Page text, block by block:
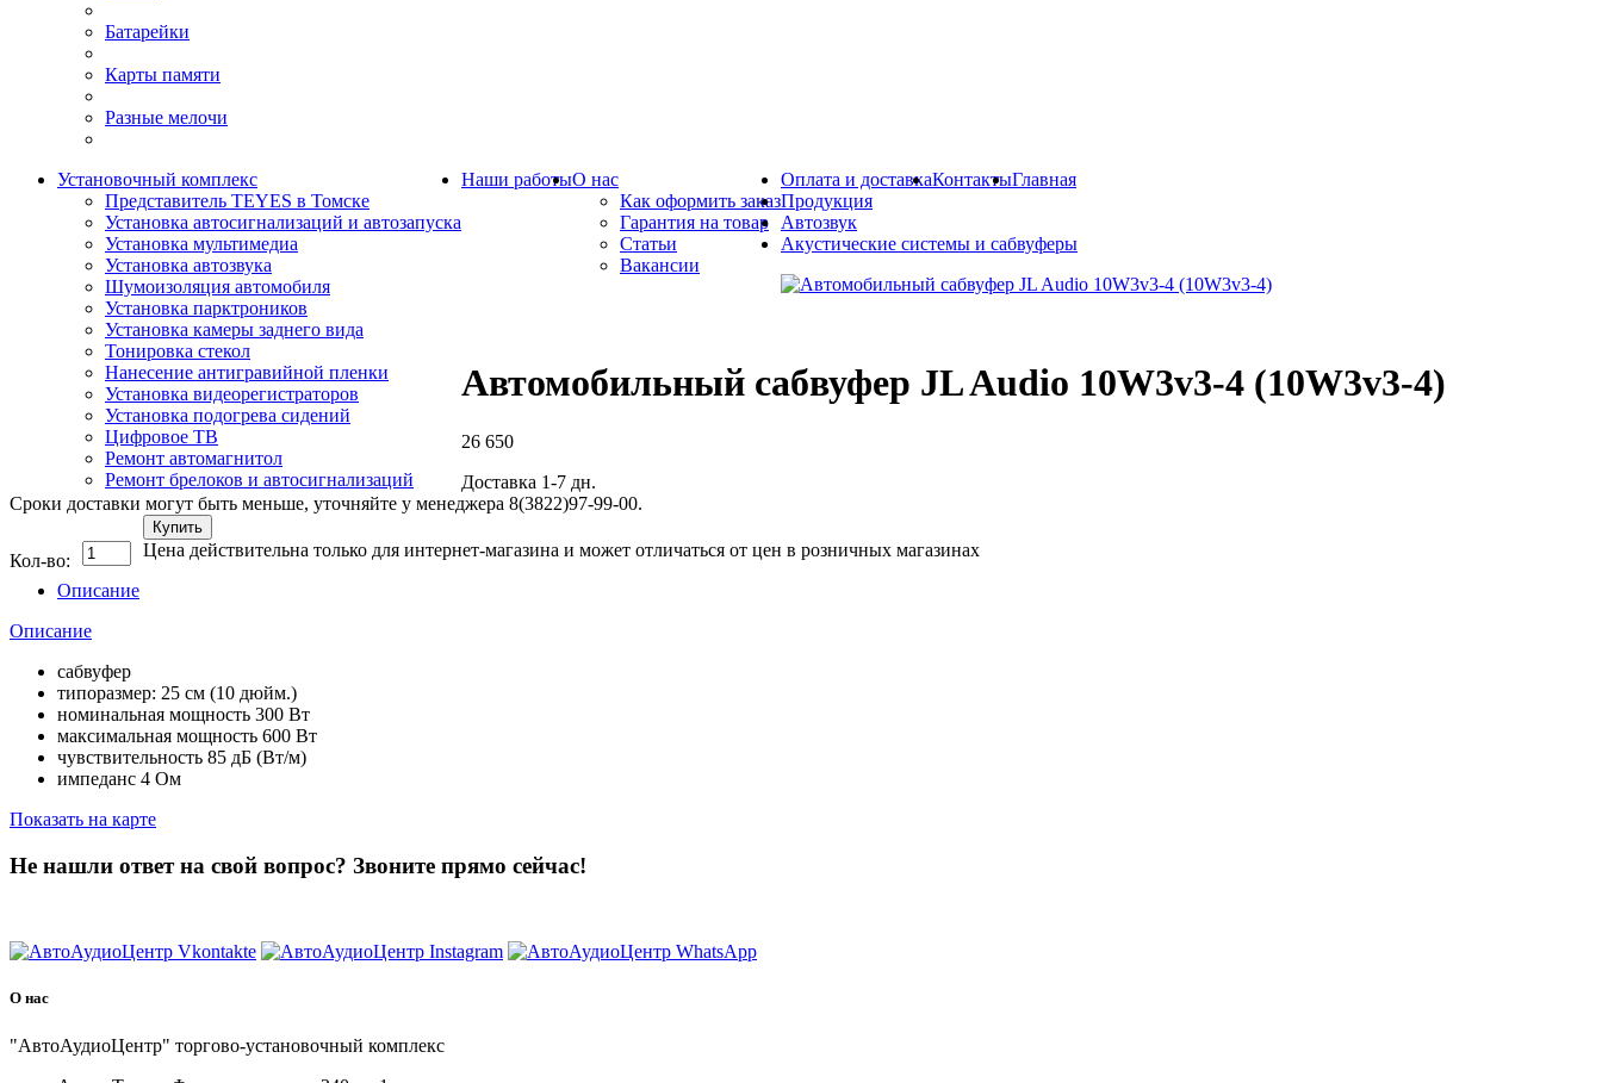
Батарейки
Карты памяти
Разные мелочи
Установочный комплекс
Представитель TEYES в Томске
Установка автосигнализаций и автозапуска
Установка мультимедиа
Установка автозвука
Шумоизоляция автомобиля
Установка парктроников
Установка камеры заднего вида
Тонировка стекол
Нанесение антигравийной пленки
Установка видеорегистраторов
Установка подогрева сидений
Цифровое ТВ
Ремонт автомагнитол
Ремонт брелоков и автосигнализаций
Наши работыО нас
Как оформить заказ
Гарантия на товар
Статьи
Вакансии
Оплата и доставкаКонтактыГлавная
Продукция
Автозвук
Акустические системы и сабвуферы
Автомобильный сабвуфер JL Audio 10W3v3-4 (10W3v3-4)
26 650
Доставка 1-7 дн.
Сроки доставки могут быть меньше, уточняйте у менеджера 8(3822)97-99-00.
Кол-во:
Купить
Цена действительна только для интернет-магазина и может отличаться от цен в розничных магазинах
Описание
Описание
сабвуфер
типоразмер: 25 см (10 дюйм.)
номинальная мощность 300 Вт
максимальная мощность 600 Вт
чувствительность 85 дБ (Вт/м)
импеданс 4 Ом
Показать на карте
Не нашли ответ на свой вопрос? Звоните прямо сейчас!
О нас
"АвтоАудиоЦентр" торгово-установочный комплекс